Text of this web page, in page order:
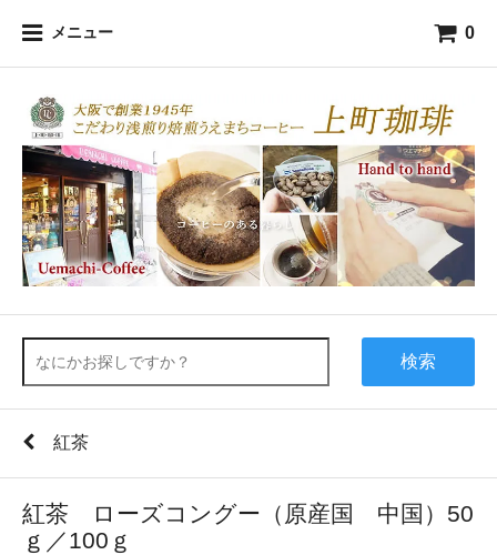
メニュー 0
検索
紅茶
紅茶 ローズコングー（原産国 中国）50
ｇ／100ｇ